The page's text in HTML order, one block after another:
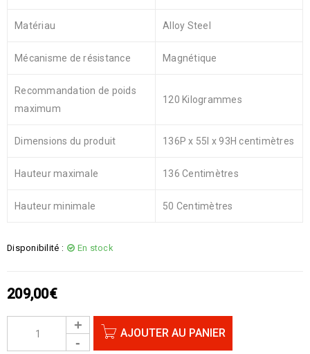
Matériau Alloy Steel
Mécanisme de résistance Magnétique
Recommandation de poids
maximum
120 Kilogrammes
Dimensions du produit 136P x 55l x 93H centimètres
Hauteur maximale 136 Centimètres
Hauteur minimale 50 Centimètres
Disponibilité : En stock
209,00€
AJOUTER AU PANIER